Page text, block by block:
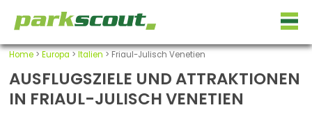
Home> Europa > Italien > Friaul-Julisch Venetien
AUSFLUGSZIELE UND ATTRAKTIONEN
IN FRIAUL-JULISCH VENETIEN